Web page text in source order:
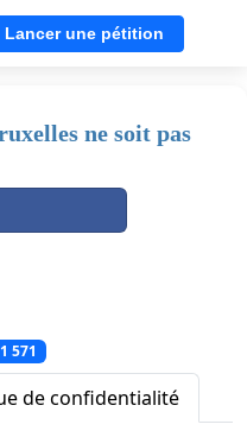
Lancer une pétition
ne soit pas
1 571
de confidentialité